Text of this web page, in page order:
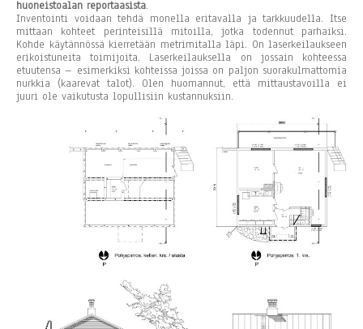
huoneistoalan reportaasista.
Inventointi voidaan tehdä monella eritavalla ja tarkkuudella. Itse
mittaan kohteet perinteisillä mitoilla, jotka todennut parhaiksi.
Kohde käytännössä kierretään metrimitalla läpi. On laserkeilaukseen
erikoistuneita toimijoita. Laserkeilauksella on jossain kohteessa
etuutensa – esimerkiksi kohteissa joissa on paljon suorakulmattomia
nurkkia (kaarevat talot). Olen huomannut, että mittaustavoilla ei
juuri ole vaikutusta lopullisiin kustannuksiin.